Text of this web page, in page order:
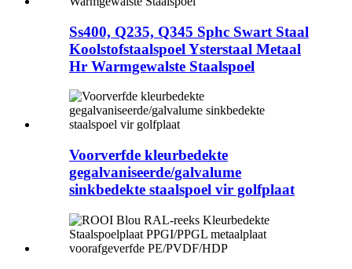
Ss400, Q235, Q345 Sphc Swart Staal
Koolstofstaalspoel Ysterstaal Metaal
Hr Warmgewalste Staalspoel
Voorverfde kleurbedekte
gegalvaniseerde/galvalume
sinkbedekte staalspoel vir golfplaat